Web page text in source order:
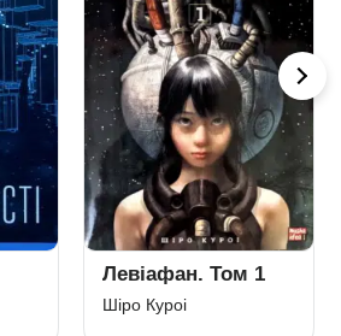
Левіафан. Том 1
Шіро Куроі